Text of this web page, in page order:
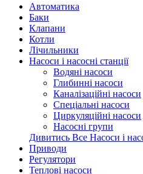
Автоматика
Баки
Клапани
Котли
Лічильники
Насоси і насосні станції
Водяні насоси
Глибинні насоси
Каналізаційні насоси
Спеціальні насоси
Циркуляційні насоси
Насосні групи
Дивитись Все Насоси і
Приводи
Регулятори
Теплові насоси